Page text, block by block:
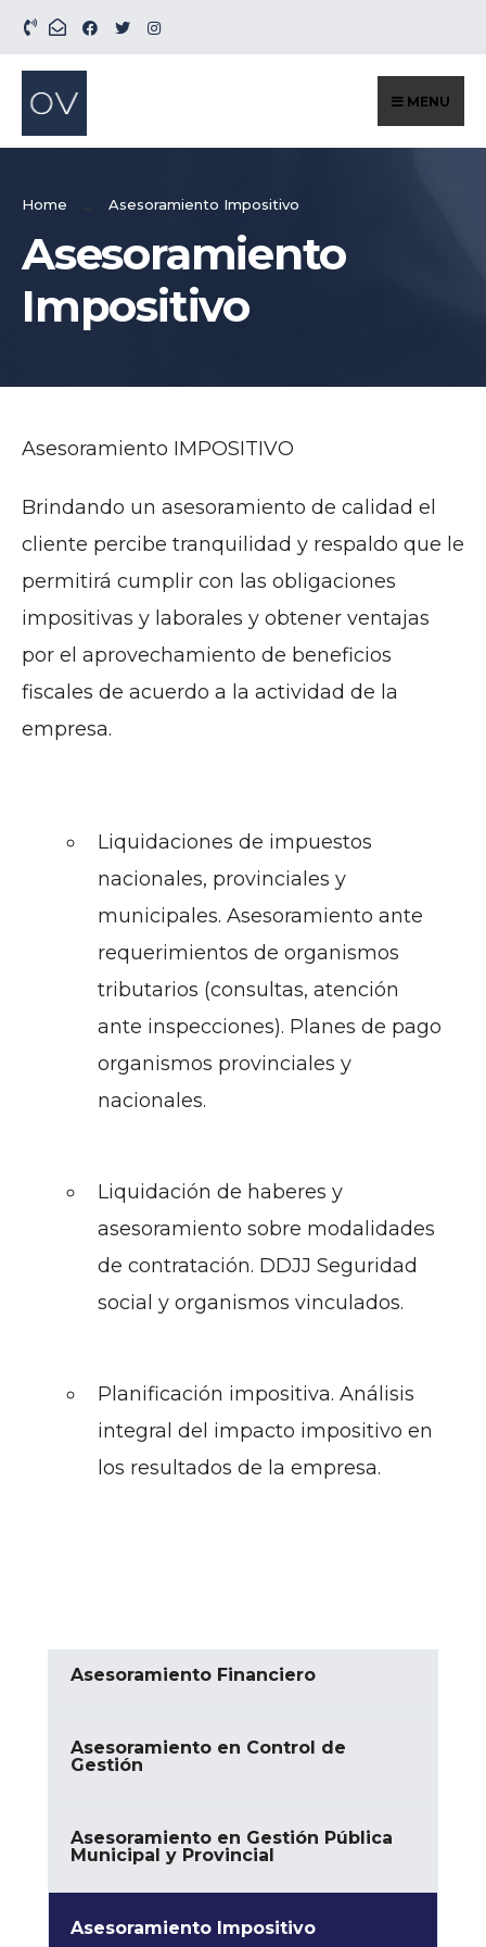
Skip
content
MENU
Home Asesoramiento Impositivo
Asesoramiento
Impositivo
Asesoramiento IMPOSITIVO
Brindando un asesoramiento de calidad el
cliente percibe tranquilidad y respaldo que le
permitirá cumplir con las obligaciones
impositivas y laborales y obtener ventajas
por el aprovechamiento de beneficios
fiscales de acuerdo a la actividad de la
empresa.
Liquidaciones de impuestos
nacionales, provinciales y
municipales. Asesoramiento ante
requerimientos de organismos
tributarios (consultas, atención
ante inspecciones). Planes de pago
organismos provinciales y
nacionales.
Liquidación de haberes y
asesoramiento sobre modalidades
de contratación. DDJJ Seguridad
social y organismos vinculados.
Planificación impositiva. Análisis
integral del impacto impositivo en
los resultados de la empresa.
Asesoramiento Financiero
Asesoramiento en Control de
Gestión
Asesoramiento en Gestión Pública
Municipal y Provincial
Asesoramiento Impositivo
Search